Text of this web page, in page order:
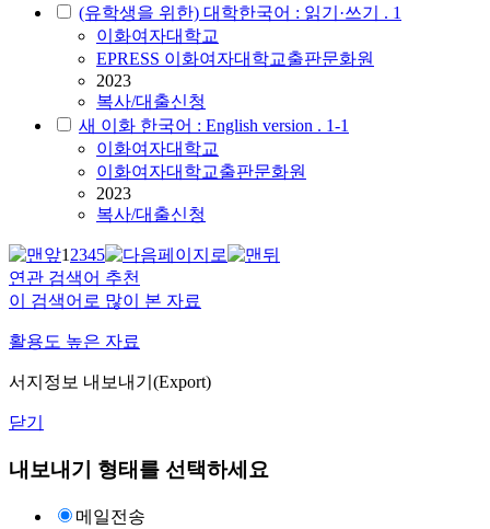
(유학생을 위한) 대학한국어 : 읽기·쓰기 . 1
이화여자대학교
EPRESS 이화여자대학교출판문화원
2023
복사/대출신청
새 이화 한국어 : English version . 1-1
이화여자대학교
이화여자대학교출판문화원
2023
복사/대출신청
12345
연관 검색어 추천
이 검색어로 많이 본 자료
활용도 높은 자료
서지정보 내보내기(Export)
닫기
내보내기 형태를 선택하세요
메일전송